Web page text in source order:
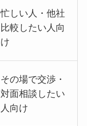
忙しい人・他社
比較したい人向
け
その場で交渉・
対面相談したい
人向け